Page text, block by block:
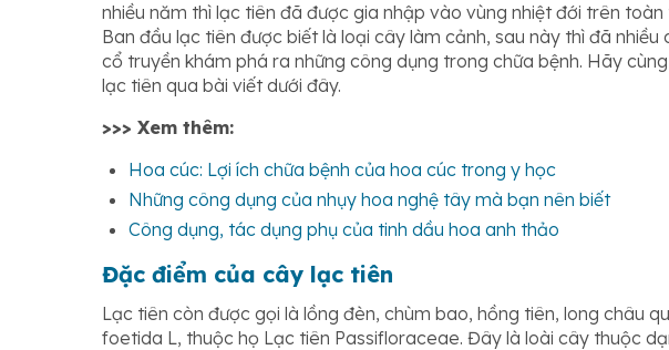
nhiều năm thì lạc tiên đã được gia nhập vào vùng nhiệt đới trên
Ban đầu lạc tiên được biết là loại cây làm cảnh, sau này thì đã
cổ truyền khám phá ra những công dụng trong chữa bệnh. Hãy cùng
lạc tiên qua bài viết dưới đây.
>>> Xem thêm:
Hoa cúc: Lợi ích chữa bệnh của hoa cúc trong y học
Những công dụng của nhụy hoa nghệ tây mà bạn nên biết
Công dụng, tác dụng phụ của tinh dầu hoa anh thảo
Đặc điểm của cây lạc tiên
Lạc tiên còn được gọi là lồng đèn, chùm bao, hồng tiên, long châu
foetida L, thuộc họ Lạc tiên Passifloraceae. Đây là loài cây thuộc